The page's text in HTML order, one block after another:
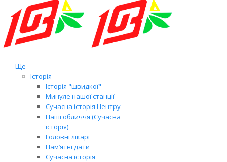
Ще
Історія
Історія "швидкої"
Минуле нашої станції
Сучасна історія Центру
Наші обличчя (Сучасна
історія)
Головні лікарі
Пам’ятні дати
Сучасна історія